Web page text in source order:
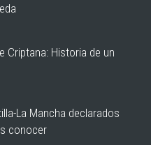
Criptana: Historia de un
La Mancha declarados
conocer